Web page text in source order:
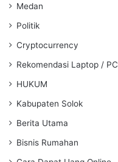
Medan
Politik
Cryptocurrency
Rekomendasi Laptop / PC
HUKUM
Kabupaten Solok
Berita Utama
Bisnis Rumahan